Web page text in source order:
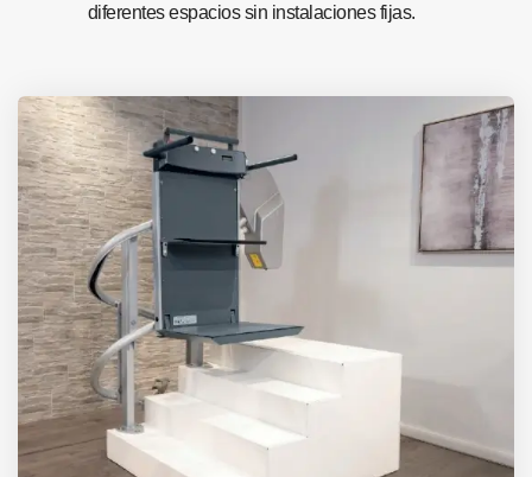
diferentes espacios sin instalaciones fijas.